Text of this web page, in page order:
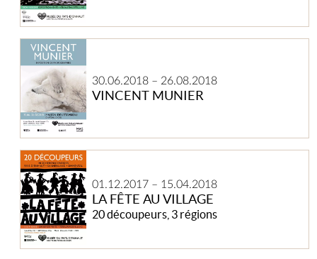
VINCENT MUNIER
30.06.2018 – 26.08.2018
Vincent
Munier
LA FÊTE AU VILLAGE
20 découpeurs, 3 régions
01.12.2017 – 15.04.2018
La
Fête
au
village